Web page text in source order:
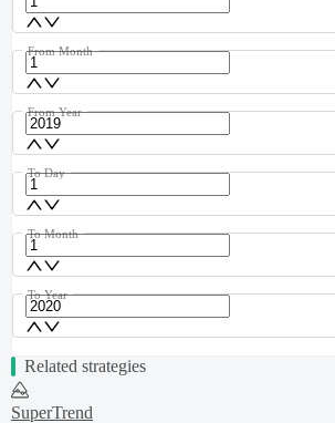
From Month
From Year
To Day
To Month
To Year
Related strategies
SuperTrend